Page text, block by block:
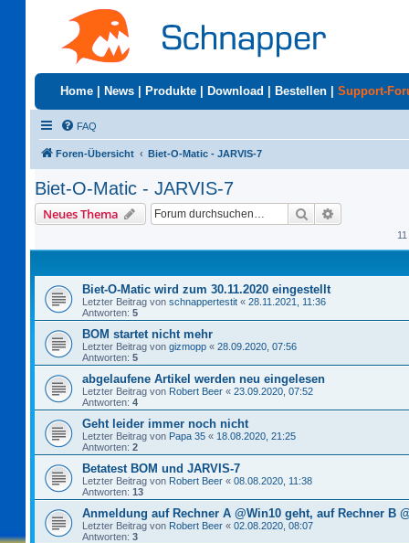
Home News Produkte Download Bestellen Support-
FAQ
Foren-Übersicht Biet-O-Matic - JARVIS-7
Biet-O-Matic - JARVIS-7
Neues Thema Suche
Biet-O-Matic wird zum 30.11.2020 eingestellt
Letzter Beitrag von schnappertestit « 28.11.2021, 11:36
Antworten: 5
BOM startet nicht mehr
Letzter Beitrag von gizmopp « 28.09.2020, 07:56
Antworten: 5
abgelaufene Artikel werden neu eingelesen
Letzter Beitrag von Robert Beer « 23.09.2020, 07:52
Antworten: 4
Geht leider immer noch nicht
Letzter Beitrag von Papa 35 « 18.08.2020, 21:25
Antworten: 2
Betatest BOM und JARVIS-7
Letzter Beitrag von Robert Beer « 08.08.2020, 11:38
Antworten: 13
Anmeldung auf Rechner A @Win10 geht, auf Rechner B
Letzter Beitrag von Robert Beer « 02.08.2020, 08:07
Antworten: 3